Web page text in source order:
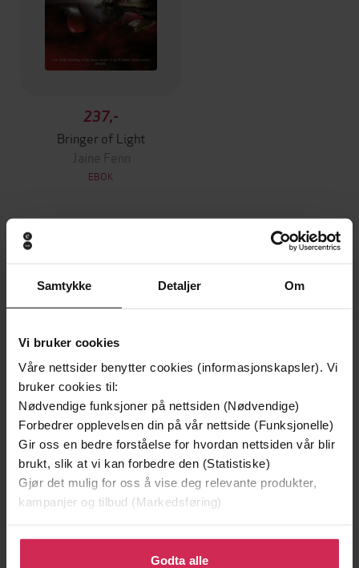
Samtykke Detaljer Om
Vi bruker cookies
Våre nettsider benytter cookies (informasjonskapsler). Vi
bruker cookies til:
Nødvendige funksjoner på nettsiden (Nødvendige)
Forbedrer opplevelsen din på vår nettside (Funksjonelle)
Gir oss en bedre forståelse for hvordan nettsiden vår blir
brukt, slik at vi kan forbedre den (Statistiske)
Gjør det mulig for oss å vise deg relevante produkter,
kampanjer og tilbud (Markedsføring)
Klikk på «Godta alle» for å gi oss ditt samtykke til å
bruke cookies for alle disse formålene. Du kan også
Godta alle
237,-
Bringer of Light
Jaine Fenn
EBOK
Andre har også kjøpt
Premium
Premium